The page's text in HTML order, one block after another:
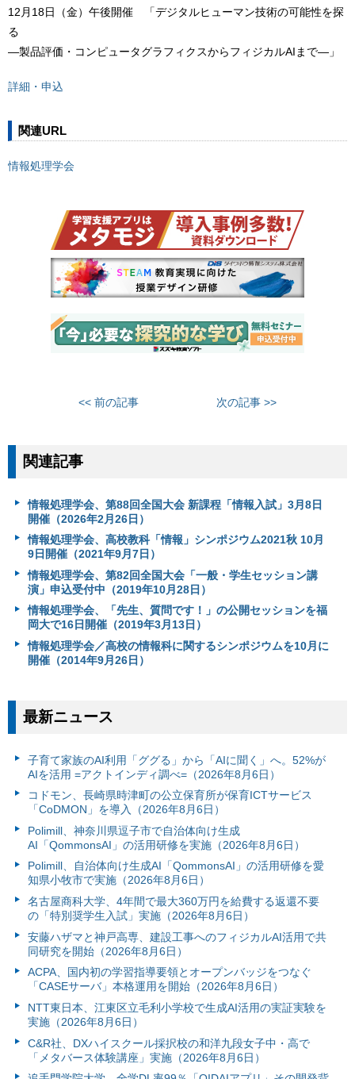
12月18日（金）午後開催 「デジタルヒューマン技術の可能性を探
る
―製品評価・コンピュータグラフィクスからフィジカルAIまで―」
詳細・申込
関連URL
情報処理学会
<< 前の記事 次の記事 >>
関連記事
情報処理学会、第88回全国大会 新課程「情報入試」3月8日
開催（2026年2月26日）
情報処理学会、高校教科「情報」シンポジウム2021秋 10月
9日開催（2021年9月7日）
情報処理学会、第82回全国大会「一般・学生セッション講
演」申込受付中（2019年10月28日）
情報処理学会、「先生、質問です！」の公開セッションを福
岡大で16日開催（2019年3月13日）
情報処理学会／高校の情報科に関するシンポジウムを10月に
開催（2014年9月26日）
最新ニュース
子育て家族のAI利用「ググる」から「AIに聞く」へ。52%が
AIを活用 =アクトインディ調べ=（2026年8月6日）
コドモン、長崎県時津町の公立保育所が保育ICTサービス
「CoDMON」を導入（2026年8月6日）
Polimill、神奈川県逗子市で自治体向け生成
AI「QommonsAI」の活用研修を実施（2026年8月6日）
Polimill、自治体向け生成AI「QommonsAI」の活用研修を愛
知県小牧市で実施（2026年8月6日）
名古屋商科大学、4年間で最大360万円を給費する返還不要
の「特別奨学生入試」実施（2026年8月6日）
安藤ハザマと神戸高専、建設工事へのフィジカルAI活用で共
同研究を開始（2026年8月6日）
ACPA、国内初の学習指導要領とオープンバッジをつなぐ
「CASEサーバ」本格運用を開始（2026年8月6日）
NTT東日本、江東区立毛利小学校で生成AI活用の実証実験を
実施（2026年8月6日）
C&R社、DXハイスクール採択校の和洋九段女子中・高で
「メタバース体験講座」実施（2026年8月6日）